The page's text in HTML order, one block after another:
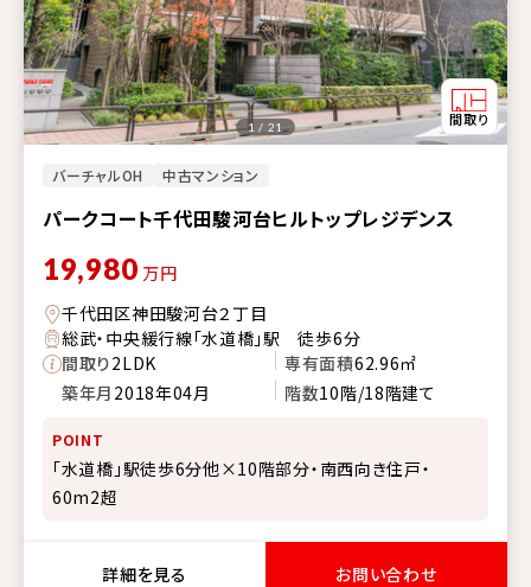
バーチャルOH 中古マンション
パークコート千代田駿河台ヒルトップレジデンス
1 / 21
19,980 万円
千代田区神田駿河台２丁目
総武・中央緩行線「水道橋」駅 徒歩6分
間取り2LDK 専有面積62.96㎡
築年月 2018年04月 階数10階/18階建て
POINT
「水道橋」駅徒歩6分他×10階部分・南西向き住戸・
60m2超
詳細を見る お問い合わせ